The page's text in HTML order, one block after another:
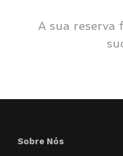
A sua reserva
Sobre Nós